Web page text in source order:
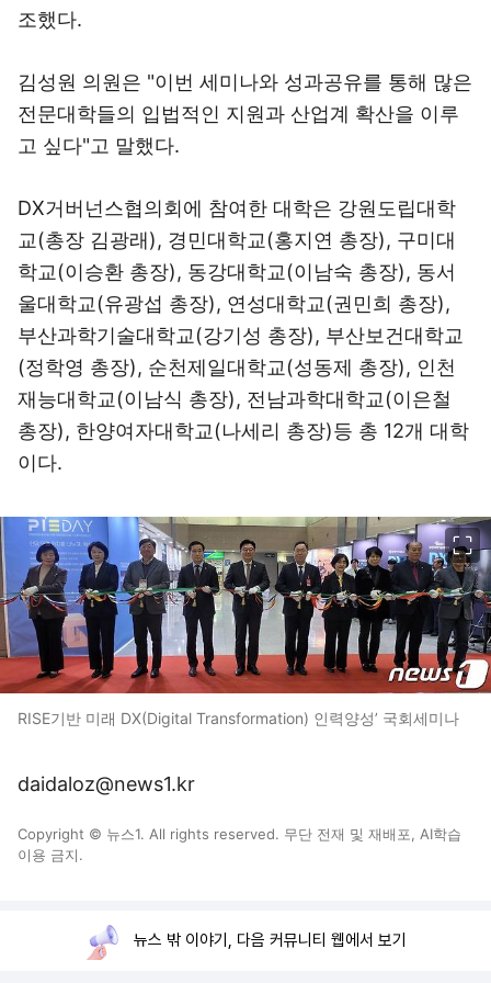
조했다.
김성원 의원은 "이번 세미나와 성과공유를 통해 많은
전문대학들의 입법적인 지원과 산업계 확산을 이루
고 싶다"고 말했다.
DX거버넌스협의회에 참여한 대학은 강원도립대학
교(총장 김광래), 경민대학교(홍지연 총장), 구미대
학교(이승환 총장), 동강대학교(이남숙 총장), 동서
울대학교(유광섭 총장), 연성대학교(권민희 총장),
부산과학기술대학교(강기성 총장), 부산보건대학교
(정학영 총장), 순천제일대학교(성동제 총장), 인천
재능대학교(이남식 총장), 전남과학대학교(이은철
총장), 한양여자대학교(나세리 총장)등 총 12개 대학
이다.
RISE기반 미래 DX(Digital Transformation) 인력양성’ 국회세미나
daidaloz@news1.kr
Copyright © 뉴스1. All rights reserved. 무단 전재 및 재배포, AI학습
이용 금지.
뉴스 밖 이야기, 다음 커뮤니티 웹에서 보기